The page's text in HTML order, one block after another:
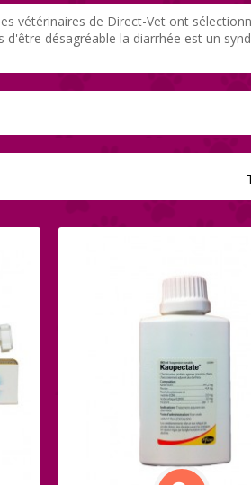
vétérinaires de Direct-Vet ont
d'être désagréable la diarrhée est un